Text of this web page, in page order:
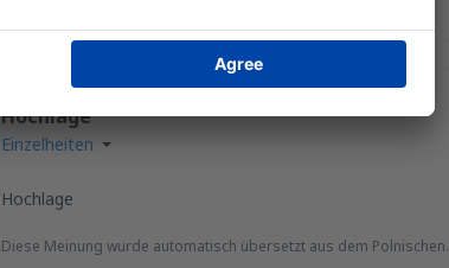
Hochlage
Einzelheiten
Hochlage
Diese Meinung wurde automatisch übersetzt aus dem Polnischen.